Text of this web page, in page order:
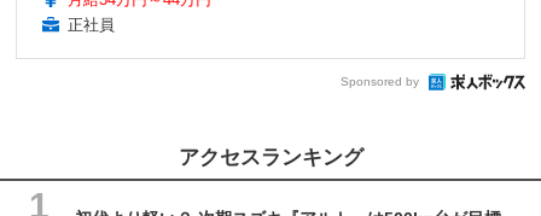
正社員
Sponsored by
アクセスランキング